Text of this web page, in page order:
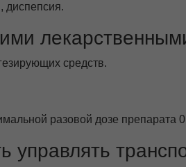
диспепсия.
средств.
разовой дозе препарата
управлять